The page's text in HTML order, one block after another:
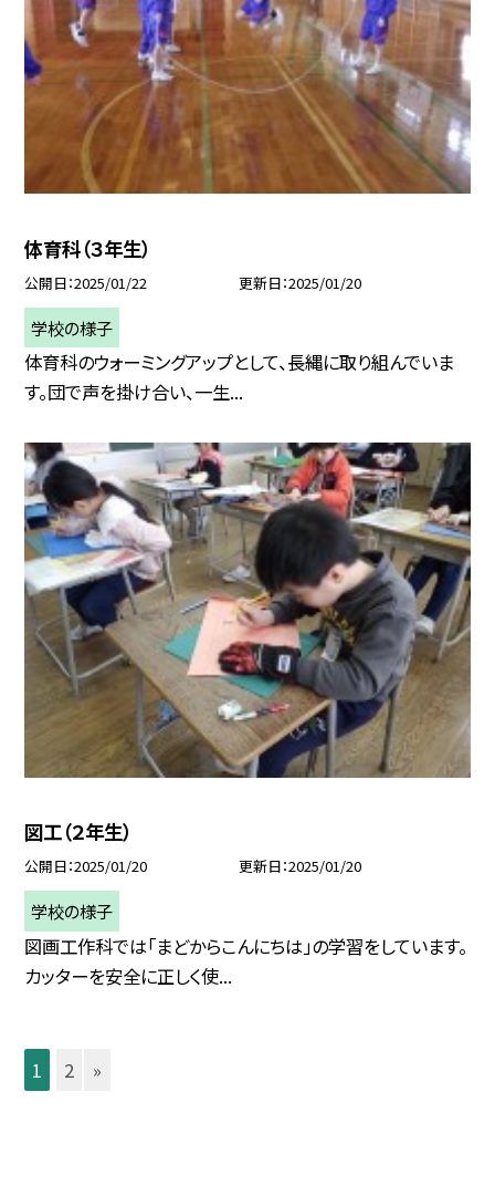
体育科（３年生）
公開日 2025/01/22 更新日 2025/01/20
学校の様子
体育科のウォーミングアップとして、長縄に取り組んでいま
す。団で声を掛け合い、一生...
図工（２年生）
公開日 2025/01/20 更新日 2025/01/20
学校の様子
図画工作科では「まどからこんにちは」の学習をしています。
カッターを安全に正しく使...
1 2 »